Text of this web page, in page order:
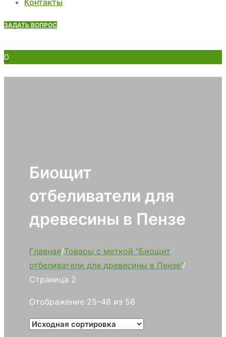
Контакты
ЗАДАТЬ ВОПРОС
0
Биощит
отбеливатели для
древесины в Пензе
Главная/Товары с меткой “Биощит
отбеливатели для древесины в Пензе”/
Страница 2
Отображение 25–48 из 56